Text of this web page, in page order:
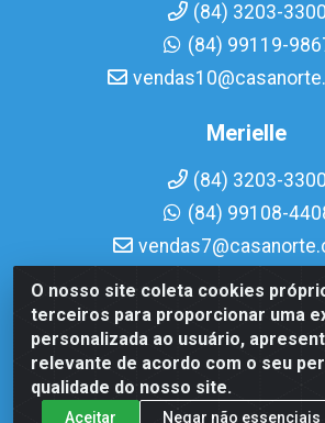
O nosso site coleta cookies
terceiros para proporcionar uma
personalizada ao usuário,
relevante de acordo com o seu
qualidade do nosso site.
Aceitar Negar não essenciais
(84) 3203-3300
(84) 99119-
Merielle
(84) 3203-3300
(84) 99108-
Casa Norte LTDA - Av. Interventor
Dix-Sept Rosado, Natal/RN - CEP
08.713.513/0001-51